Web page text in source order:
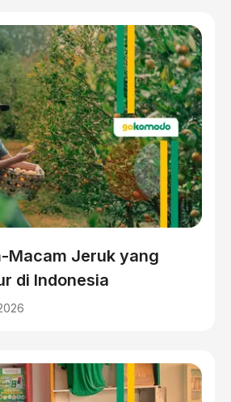
Macam Jeruk yang
di Indonesia